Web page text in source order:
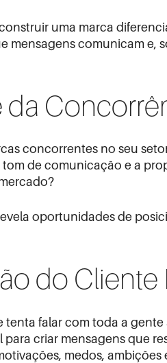
uma marca
mensagens comunicam e,
da
concorrentes no seu
tom de comunicação e a
oportunidades de
do Cliente
tenta falar com toda a
para criar mensagens que
medos,